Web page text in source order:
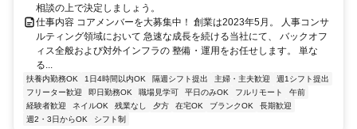
相談の上で決定しましょう。
仕事内容 コアメンバーを大募集中！ 創業は2023年5月。 人事コンサ
ルティング領域において 急速な成長を続ける当社にて、 バックオフ
ィス全般および対外インフラの 整備・運用をお任せします。 単な
る...
扶養内勤務OK 1日4時間以内OK 隔週シフト提出 主婦・主夫歓迎
週1シフト提出
フリーター歓迎
即日勤務OK 職場見学可 平日のみOK フルリモート
午前
経験者歓迎
ネイルOK 残業なし 夕方 在宅OK ブランクOK
長期歓迎
週2・3日からOK
シフト制